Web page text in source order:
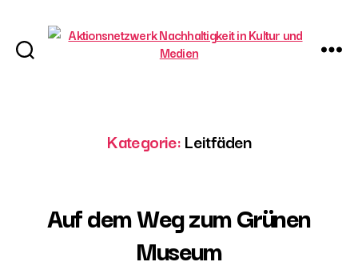
Kultur
und
Kategorie:Leitfäden
Auf dem Weg zum Grünen
Museum